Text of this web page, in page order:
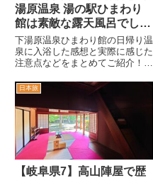
湯原温泉 湯の駅ひまわり
館は素敵な露天風呂でし
た！
下湯原温泉ひまわり館の日帰り温
泉に入浴した感想と実際に感じた
注意点などをまとめてご紹介！内
別けられているあの開放感も夜風
に揺れる湯煙も私的に大好きな雰
囲気で、また行きたい素敵な所だ
った。そして個人的に気になって
いるのが週末限定グルメのジビエ
バーガー！
日本旅
【岐阜県7】高山陣屋で歴